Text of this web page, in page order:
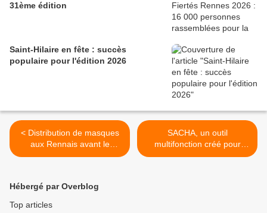
31ème édition
Saint-Hilaire en fête : succès
populaire pour l'édition 2026
< Distribution de masques
aux Rennais avant le
déconfinement
SACHA, un outil
multifonction créé pour
limiter les contacts >
Hébergé par Overblog
Top articles